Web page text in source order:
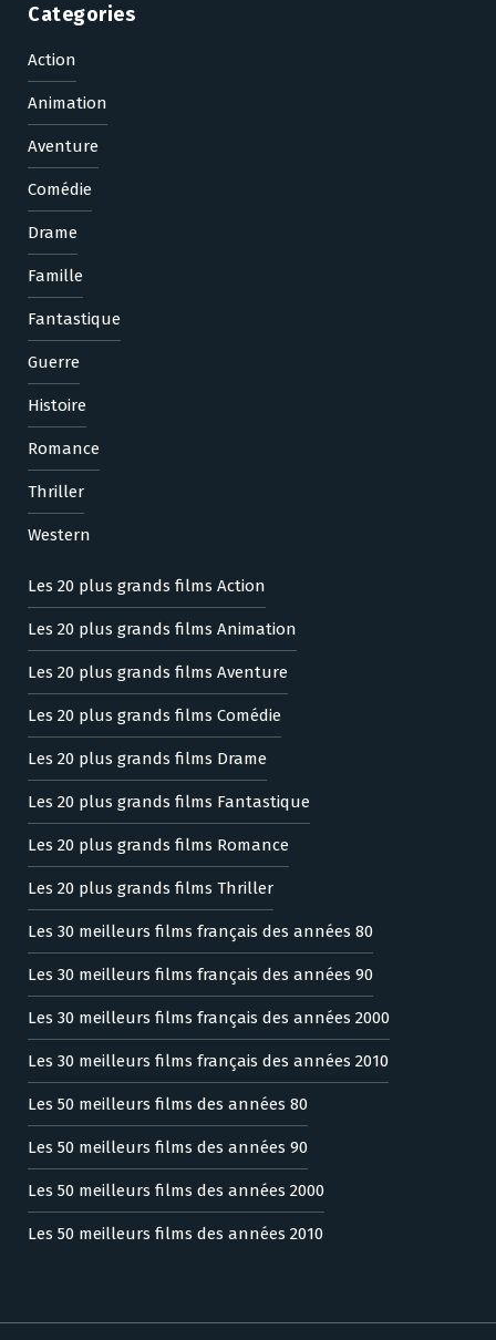
Categories
Action
Animation
Aventure
Comédie
Drame
Famille
Fantastique
Guerre
Histoire
Romance
Thriller
Western
Les 20 plus grands films Action
Les 20 plus grands films Animation
Les 20 plus grands films Aventure
Les 20 plus grands films Comédie
Les 20 plus grands films Drame
Les 20 plus grands films Fantastique
Les 20 plus grands films Romance
Les 20 plus grands films Thriller
Les 30 meilleurs films français des années 80
Les 30 meilleurs films français des années 90
Les 30 meilleurs films français des années 2000
Les 30 meilleurs films français des années 2010
Les 50 meilleurs films des années 80
Les 50 meilleurs films des années 90
Les 50 meilleurs films des années 2000
Les 50 meilleurs films des années 2010